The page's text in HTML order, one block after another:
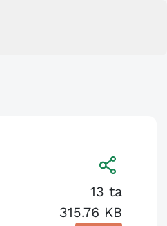
13 ta
315.76 KB